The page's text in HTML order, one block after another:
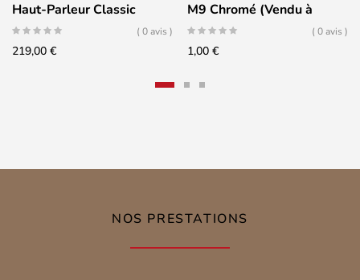
Haut-Parleur Classic
plaqué Or 24k – Isolé
Makrolon – à visser ou à
( 0 avis )
219,00 €
M9 Chromé (Vendu à
l’unité)
( 0 avis )
1,00 €
NOS PRESTATIONS